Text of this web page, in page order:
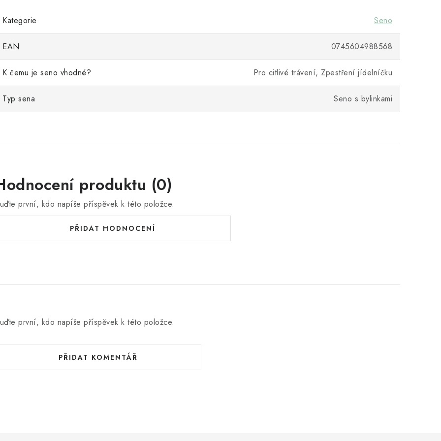
Kategorie Seno
EAN 0745604988568
K čemu je seno vhodné? Pro citlivé trávení, Zpestření jídelníčku
Typ sena Seno s bylinkami
produktu (0)
první, kdo napíše příspěvek k této položce.
PŘIDAT HODNOCENÍ
první, kdo napíše příspěvek k této položce.
PŘIDAT KOMENTÁŘ